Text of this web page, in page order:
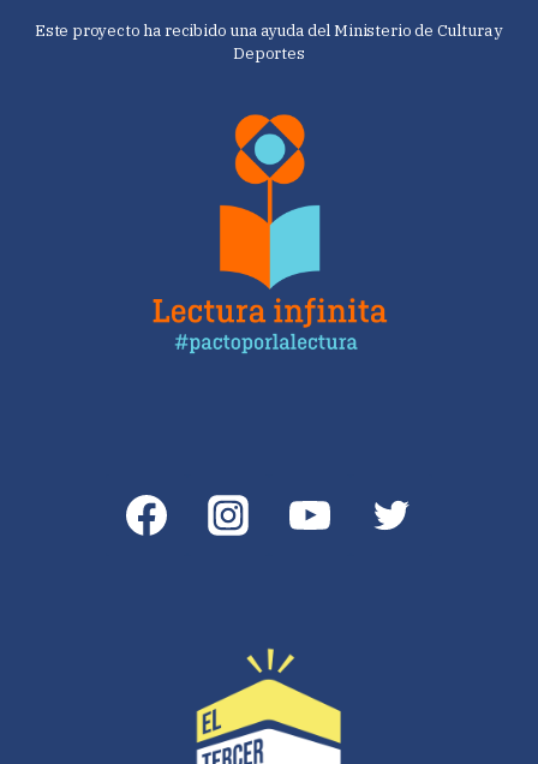
Este proyecto ha recibido una ayuda del Ministerio de Cultura y
Deportes